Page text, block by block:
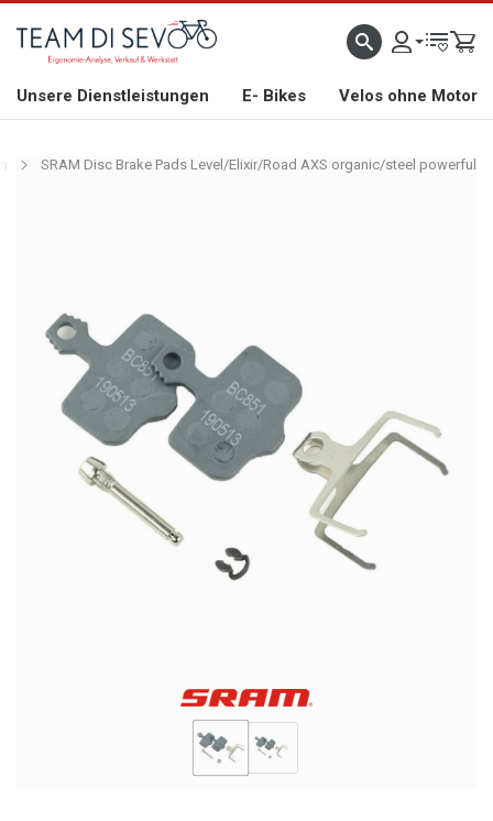
WILLKOMMEN GROSSE AUSWAHL AN RENNRÄDERN, GRAVEL, E-BIKES UND
Unsere Dienstleistungen E- Bikes Velos ohne Motor
SRAM Disc Brake Pads Level/Elixir/Road AXS organic/steel powerful